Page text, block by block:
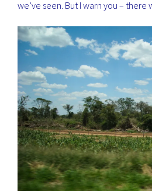
we’ve seen. But I warn you –